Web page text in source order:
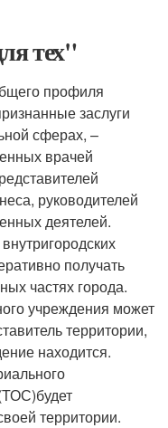
тех"
профиля
заслуги
сферах, –
врачей
руководителей
деятелей.
получать
частях города.
учреждения может
территории,
находится.
территории.